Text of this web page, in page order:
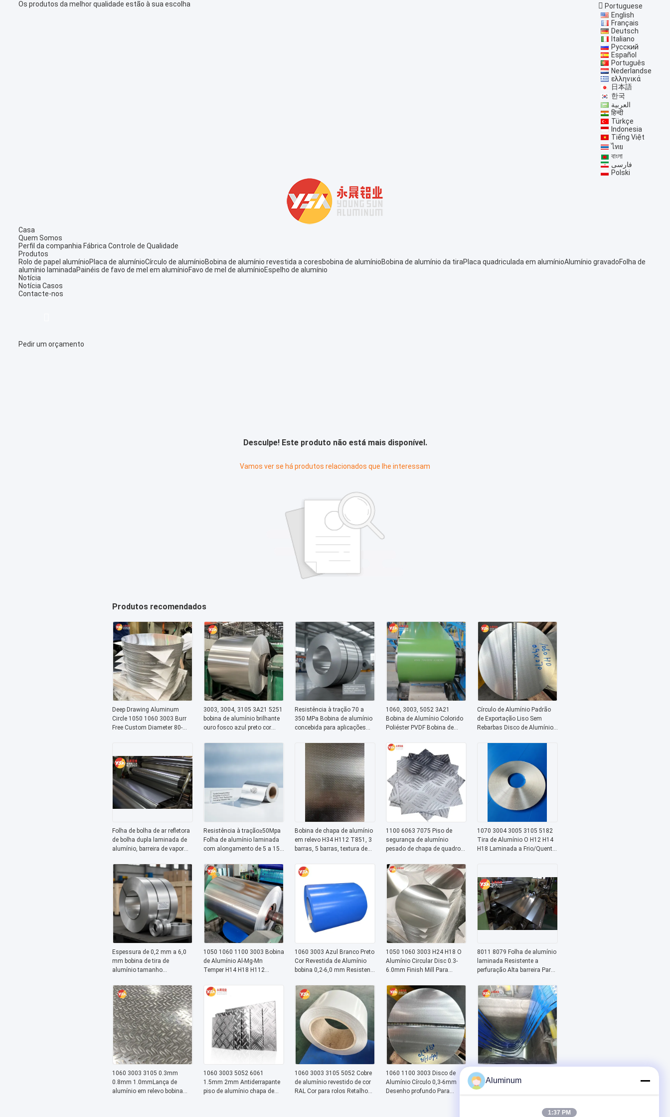
Os produtos da melhor qualidade estão à sua escolha
Portuguese
English
Français
Deutsch
Italiano
Русский
Español
Português
Nederlandse
ελληνικά
日本語
한국
العربية
हिन्दी
Türkçe
Indonesia
Tiếng Việt
ไทย
বাংলা
فارسی
Polski
Casa
Quem Somos
Perfil da companhia Fábrica Controle de Qualidade
Produtos
Rolo de papel alumínioPlaca de alumínioCírculo de alumínioBobina de alumínio revestida a coresbobina de alumínioBobina de alumínio da tiraPlaca quadriculada em alumínioAlumínio gravadoFolha de
alumínio laminadaPainéis de favo de mel em alumínioFavo de mel de alumínioEspelho de alumínio
Notícia
Notícia Casos
Contacte-nos
Pedir um orçamento
Desculpe! Este produto não está mais disponível.
Vamos ver se há produtos relacionados que lhe interessam
Produtos recomendados
Deep Drawing Aluminum
Circle 1050 1060 3003 Burr
Free Custom Diameter 80-
3003, 3004, 3105 3A21 5251
bobina de alumínio brilhante
ouro fosco azul preto cor
qualidade exterior
comprimento
Resistência à tração 70 a
350 MPa Bobina de alumínio
concebida para aplicações
Origem Jiangsu
1060, 3003, 5052 3A21
Bobina de Alumínio Colorido
Poliéster PVDF Bobina de
Clima Anti-desbotamento
Garantia de 25 Anos para
Revestimento de Fachadas e
Tubulações
Círculo de Alumínio Padrão
de Exportação Liso Sem
Rebarbas Disco de Alumínio
Processamentos Industriais
Folha de bolha de ar refletora
de bolha dupla laminada de
alumínio, barreira de vapor
térmico, folha de bolha para
economia de energia na
construção
Resistência à tração≥50Mpa
Folha de alumínio laminada
com alongamento de 5 a 15%
alimentares farmacêuticas e
usos industriais
Bobina de chapa de alumínio
em relevo H34 H112 T851, 3
barras, 5 barras, textura de
com revestimento de cor,
padrão personalizado para
dobra, soldagem e fabricação
1100 6063 7075 Piso de
segurança de alumínio
pesado de chapa de quadros
Anti-corrosão à prova de
ferrugem Para caixa de
ferramentas de rampa Uso
estrutural externo
1070 3004 3005 3105 5182
Tira de Alumínio O H12 H14
H18 Laminada a Frio/Quente
Barramento com Certificação
ASTM EN JIS ISO SGS ROHS
Espessura de 0,2 mm a 6,0
mm bobina de tira de
alumínio tamanho
para projetos de embalagem
elétrica e construção
1050 1060 1100 3003 Bobina
de Alumínio Al-Mg-Mn
Temper H14 H18 H112
Poliéster Cor Personalizada
RAL Padrão de Madeira para
Decoração de Móveis e
Persianas de Elevador
1060 3003 Azul Branco Preto
Cor Revestida de Alumínio
bobina 0,2-6,0 mm Resistente
parede Roof Pipe Isolamento
Revestimento de móveis
1050 1060 3003 H24 H18 O
Alumínio Circular Disc 0.3-
6.0mm Finish Mill Para
Cobertura Escudo de calor
Gasket
8011 8079 Folha de alumínio
laminada Resistente a
perfuração Alta barreira Para
Cosméticos Embalagens
Industriais Isolamento
térmico
1060 3003 3105 0.3mm
0.8mm 1.0mmLança de
alumínio em relevo bobina
1060 3003 5052 6061
1.5mm 2mm Antiderrapante
piso de alumínio chapa de
1060 3003 3105 5052 Cobre
de alumínio revestido de cor
RAL Cor para rolos Retalho
1060 1100 3003 Disco de
Alumínio Círculo 0,3-6mm
Desenho profundo Para
Faixa de alumínio 1050 1060
1100 3003 5052 6061
Transformador Enrolamento
Honeycomb Core persianas
Aluminum
1:37 PM